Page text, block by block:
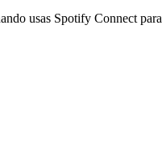
usas Spotify Connect para